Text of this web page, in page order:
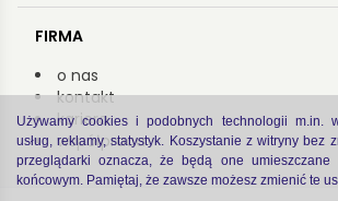
Używamy cookies i podobnych technologii m.in.
usług, reklamy, statystyk. Koszystanie z witryny bez
przeglądarki oznacza, że będą one umieszczane
końcowym. Pamiętaj, że zawsze możesz zmienić te
FIRMA
o nas
kontakt
kariera
współpraca